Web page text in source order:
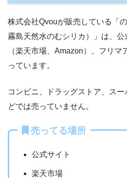
株式会社Qvouが販売している「
霧島天然水のむシリカ）」は、
（楽天市場、Amazon）、フリマ
っています。
コンビニ、ドラッグストア、ス
どでは売っていません。
売ってる場所
公式サイト
楽天市場